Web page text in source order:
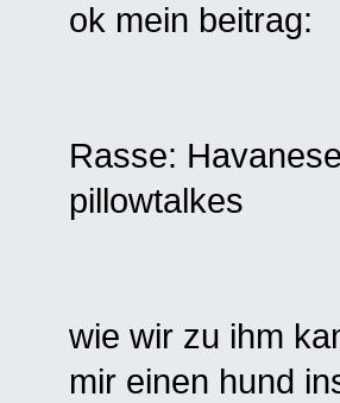
ok mein beitrag:
Rasse:
pillowtalkes
wie wir zu ihm
mir einen hund